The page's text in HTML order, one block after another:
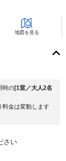
地図を見る
時の[1室／大人2名
料金は変動します
さい